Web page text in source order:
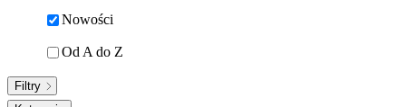
Nowości
Od A do Z
Filtry